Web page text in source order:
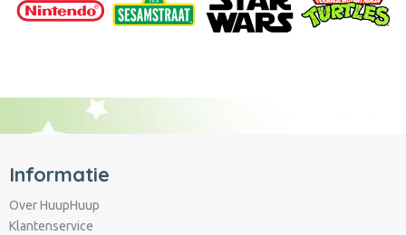
Informatie
Over HuupHuup
Klantenservice